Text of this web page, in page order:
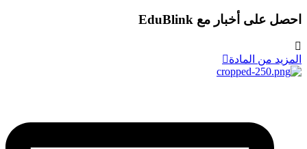
احصل على أخبار مع EduBlink
المزيد من المادة